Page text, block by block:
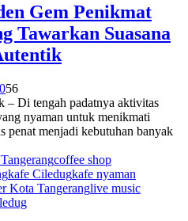
Gem Penikmat
Tawarkan Suasana
056
Di tengah padatnya aktivitas
nyaman untuk menikmati
penat menjadi kebutuhan banyak
coffee shop
kafe Ciledugkafe nyaman
Kota Tangeranglive music